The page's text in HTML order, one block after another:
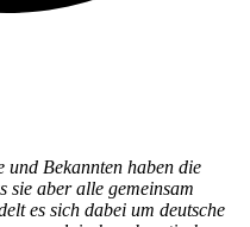
und Bekannten haben die
sie aber alle gemeinsam
es sich dabei um deutsche